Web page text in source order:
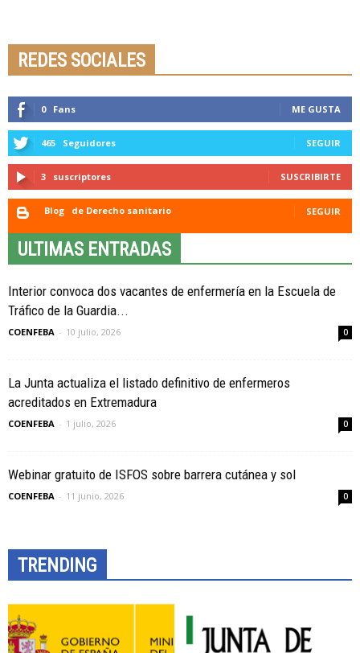
REDES SOCIALES
0 Fans ME GUSTA
465 Seguidores SEGUIR
3 suscriptores SUSCRIBIRTE
Blog de Derecho sanitario SEGUIR
ULTIMAS ENTRADAS
Interior convoca dos vacantes de enfermería en la Escuela de
Tráfico de la Guardia...
COENFEBA - 10 julio, 2026 0
La Junta actualiza el listado definitivo de enfermeros
acreditados en Extremadura
COENFEBA - 1 julio, 2026 0
Webinar gratuito de ISFOS sobre barrera cutánea y sol
COENFEBA - 11 junio, 2026 0
TRENDING